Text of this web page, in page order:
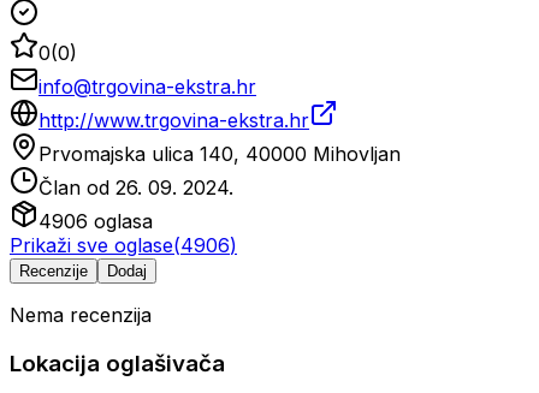
0(0)
info@trgovina-ekstra.hr
http://www.trgovina-ekstra.hr
Prvomajska ulica 140, 40000 Mihovljan
Član od 26. 09. 2024.
4906 oglasa
Prikaži sve oglase(4906)
Recenzije Dodaj
Nema recenzija
Lokacija oglašivača